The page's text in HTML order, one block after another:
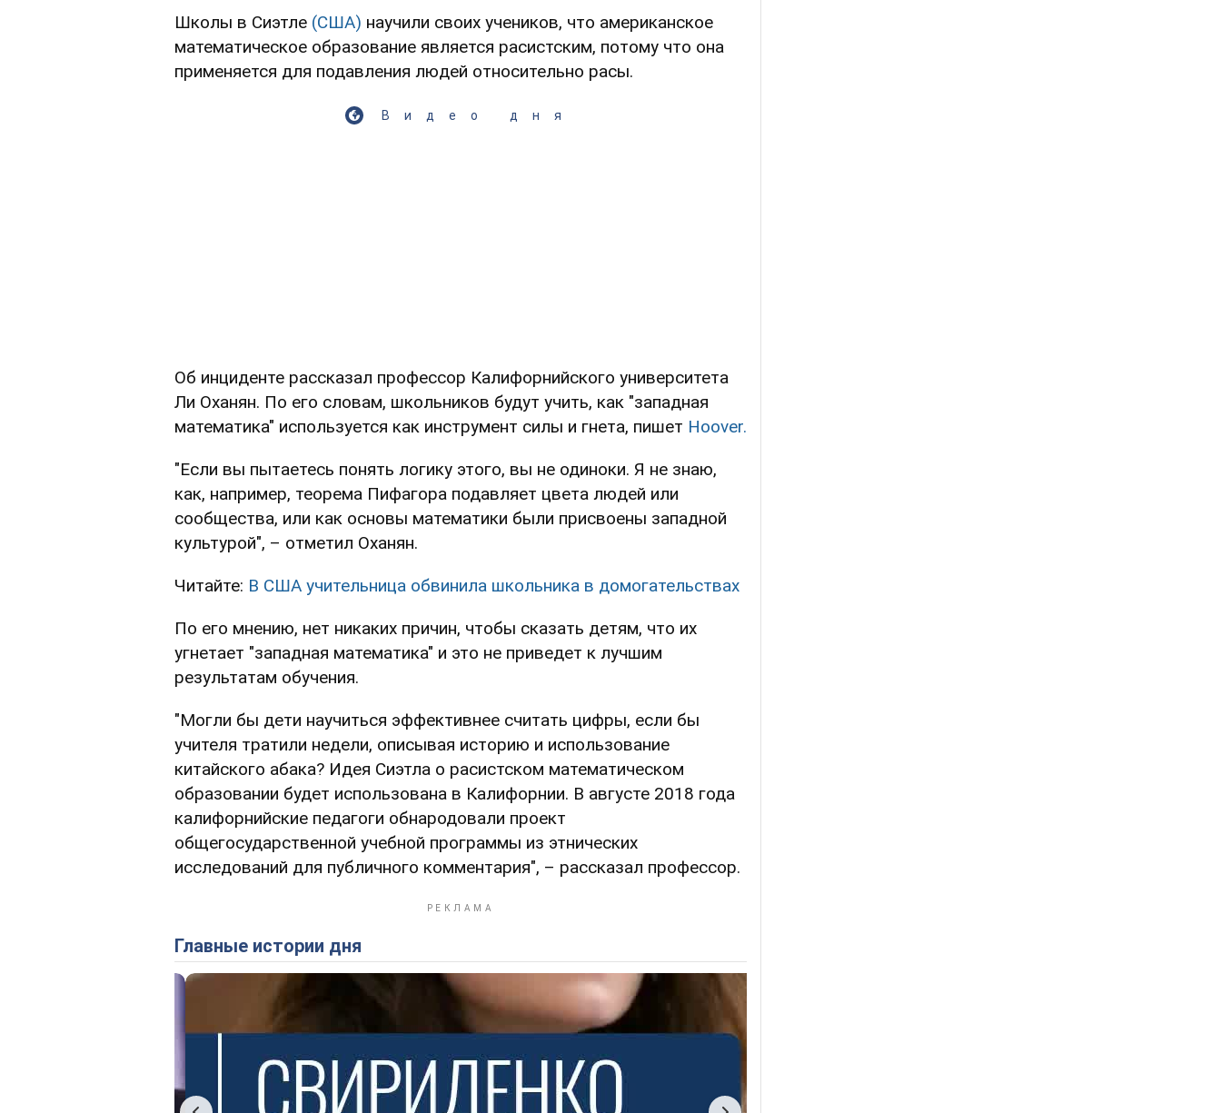
Школы в Сиэтле (США) научили своих учеников, что американское
математическое образование является расистским, потому что она
применяется для подавления людей относительно расы.
Видео дня
Об инциденте рассказал профессор Калифорнийского университета
Ли Оханян. По его словам, школьников будут учить, как "западная
математика" используется как инструмент силы и гнета, пишет Hoover.
"Если вы пытаетесь понять логику этого, вы не одиноки. Я не знаю,
как, например, теорема Пифагора подавляет цвета людей или
сообщества, или как основы математики были присвоены западной
культурой", – отметил Оханян.
Читайте: В США учительница обвинила школьника в домогательствах
По его мнению, нет никаких причин, чтобы сказать детям, что их
угнетает "западная математика" и это не приведет к лучшим
результатам обучения.
"Могли бы дети научиться эффективнее считать цифры, если бы
учителя тратили недели, описывая историю и использование
китайского абака? Идея Сиэтла о расистском математическом
образовании будет использована в Калифорнии. В августе 2018 года
калифорнийские педагоги обнародовали проект
общегосударственной учебной программы из этнических
исследований для публичного комментария", – рассказал профессор.
Главные истории дня